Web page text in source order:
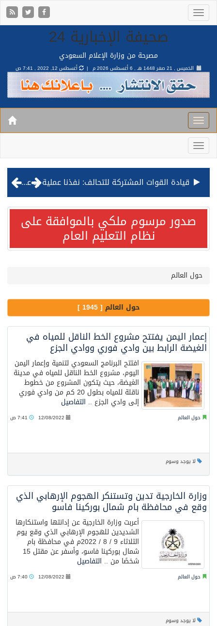
صحيفة الإخبارية 24
مصرحة من وزارة الإعلام السعودي
الخميس , 21 صفر 1448 هـ , 6 أغسطس 2026 م | أغسطس 12, 2022 , 7:41 ص
مصدر مسؤول بالهيئة العامة للنقل: استهداف السفينة السعودية NCC MASA خلال إبحارها في البحر الأحمر نتج عنه إصابة طفيفة في بدنها
صدور مرسوم ملكي بالموافقة على نظام التعليم العام
خلال 3 أيام… التجمعات الصحية تتلقى رغبات أكثر من 87% من موظفي وزارة الصحة لعروض الانتقال
سمو ولي العهد يتلقى اتصالًا هاتفيًا من رئيس الوزراء الباكستاني
محافظ عفيف يؤدي صلاة عيد الأضحى
الشيخ علي الحذيفي في خطبة عرفة: الحج فريضة تتجلى فيها مظاهر التعارف والتآلف والتعاون والتكافل بين أهل الإسلام
صدور مرسوم ملكي بالموافقة على
نظام التعليم العام
حول العالم
حول العالم [ 1945 ]
إعمار اليمن يفتتح مشروع الخط الناقل للمياه في
الغيضة الرابط بين وادي فوري ووادي الجزع
افتتح البرنامج السعودي لتنمية وإعمار اليمن
اليوم، مشروع الخط الناقل للمياه في مدينة
الغيضة، حيث يتكون المشروع من خطوط
ناقلة للمياه بطول 20 كم من وادي فوري
إلى وادي الجزع .. التفاصيل
حول العالم 12/08/2022
لا يوجد وسوم
وزارة الخارجية تدين وتستنكر الهجوم الإرهابي الذي
وقع في محافظة بام شمال بوركينا فاسو
أعربت وزارة الخارجية عن إدانتها واستنكارها
الشديدين للهجوم الإرهابي الذي وقع يوم
الثلاثاء 9 / 8 / 2022م في محافظة بام
شمال بوركينا فاسو، وأسفر عن مقتل 15
شخصًا من .. التفاصيل
حول العالم 12/08/2022
لا يوجد وسوم